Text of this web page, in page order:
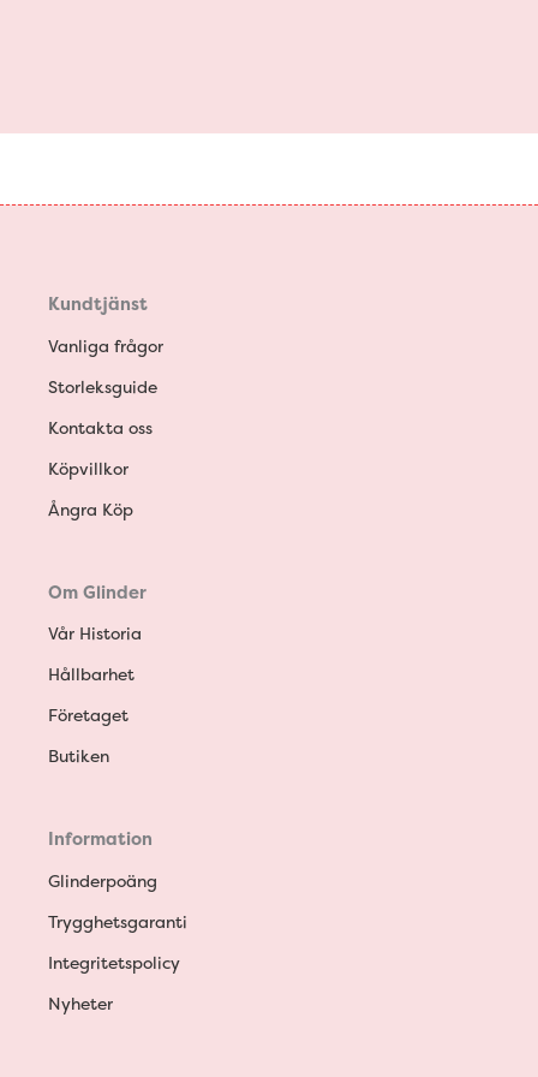
Kundtjänst
Vanliga frågor
Storleksguide
Kontakta oss
Köpvillkor
Ångra Köp
Om Glinder
Vår Historia
Hållbarhet
Företaget
Butiken
Information
Glinderpoäng
Trygghetsgaranti
Integritetspolicy
Nyheter